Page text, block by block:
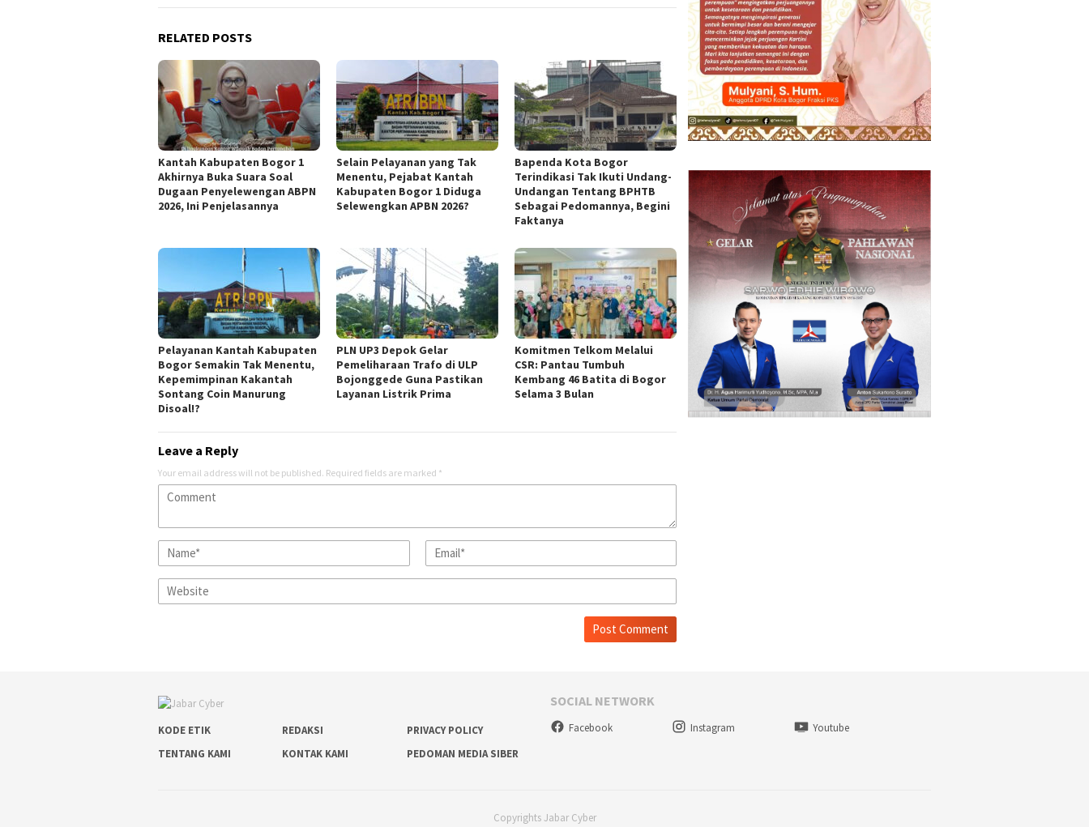
RELATED POSTS
Kantah Kabupaten Bogor 1
Akhirnya Buka Suara Soal
Dugaan Penyelewengan ABPN
2026, Ini Penjelasannya
Selain Pelayanan yang Tak
Menentu, Pejabat Kantah
Kabupaten Bogor 1 Diduga
Selewengkan APBN 2026?
Bapenda Kota Bogor
Terindikasi Tak Ikuti Undang-
Undangan Tentang BPHTB
Sebagai Pedomannya, Begini
Faktanya
Pelayanan Kantah Kabupaten
Bogor Semakin Tak Menentu,
Kepemimpinan Kakantah
Sontang Coin Manurung
Disoal!?
PLN UP3 Depok Gelar
Pemeliharaan Trafo di ULP
Bojonggede Guna Pastikan
Layanan Listrik Prima
Komitmen Telkom Melalui
CSR: Pantau Tumbuh
Kembang 46 Batita di Bogor
Selama 3 Bulan
Leave a Reply
Your email address will not be published. Required fields are marked *
KODE ETIK REDAKSI
PRIVACY POLICY
TENTANG KAMI
KONTAK KAMI PEDOMAN MEDIA SIBER
SOCIAL NETWORK
Facebook Instagram Youtube
Copyrights Jabar Cyber